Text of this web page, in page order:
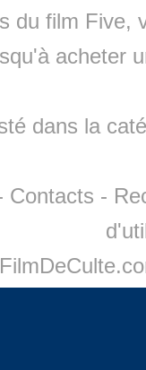
du film Five,
acheter
dans la
Contacts -